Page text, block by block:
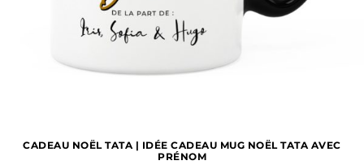
CADEAU NOËL TATA | IDÉE CADEAU MUG NOËL TATA AVEC
PRÉNOM